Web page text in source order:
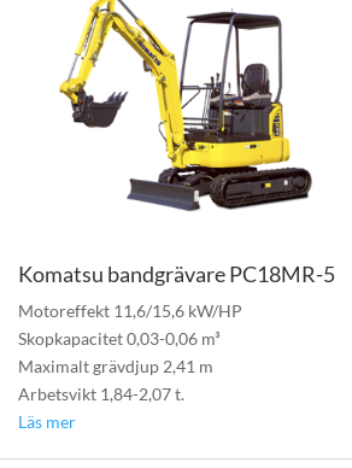
Komatsu bandgrävare PC18MR-5
Motoreffekt 11,6/15,6 kW/HP
Skopkapacitet 0,03-0,06 m³
Maximalt grävdjup 2,41 m
Arbetsvikt 1,84-2,07 t.
Läs mer